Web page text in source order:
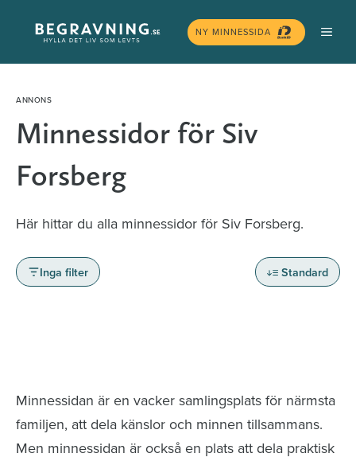
innehåll
NY MINNESSIDA
Minnessidor för Siv
Forsberg
Här hittar du alla minnessidor för Siv Forsberg.
Inga filter Standard
Minnessidan är en vacker samlingsplats för närmsta
familjen, att dela känslor och minnen tillsammans.
Men minnessidan är också en plats att dela praktisk